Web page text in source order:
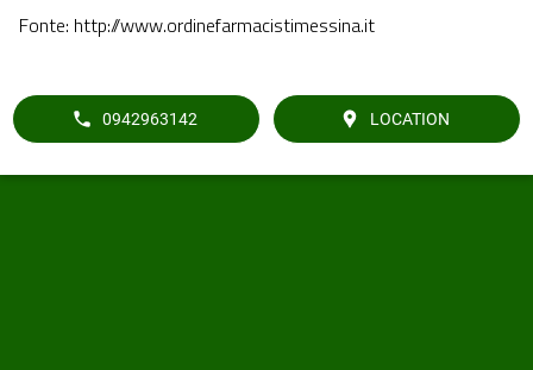
Fonte: http://www.ordinefarmacistimessina.it
0942963142 LOCATION